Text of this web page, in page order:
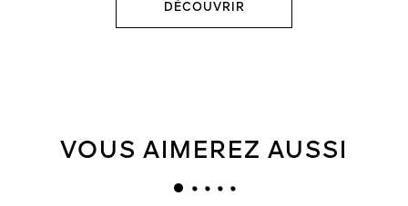
DÉCOUVRIR
VOUS AIMEREZ AUSSI